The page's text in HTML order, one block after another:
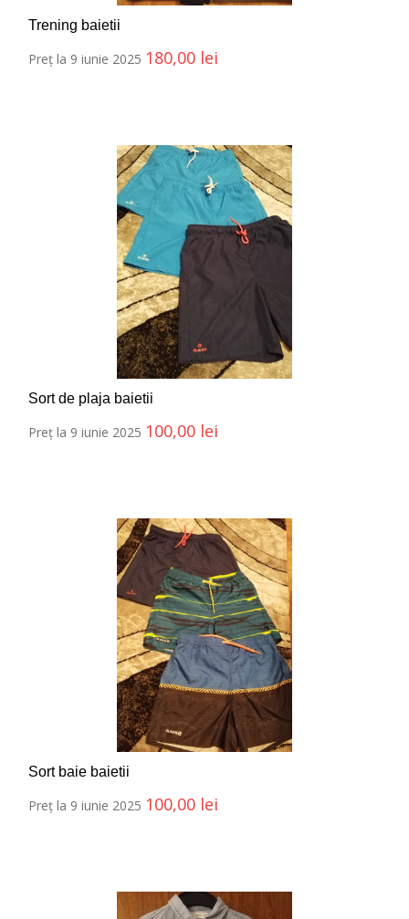
Trening baietii
Preț la 9 iunie 2025 180,00 lei
Sort de plaja baietii
Preț la 9 iunie 2025 100,00 lei
Sort baie baietii
Preț la 9 iunie 2025 100,00 lei